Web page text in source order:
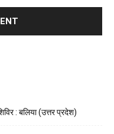
: बलिया (उत्तर प्रदेश)